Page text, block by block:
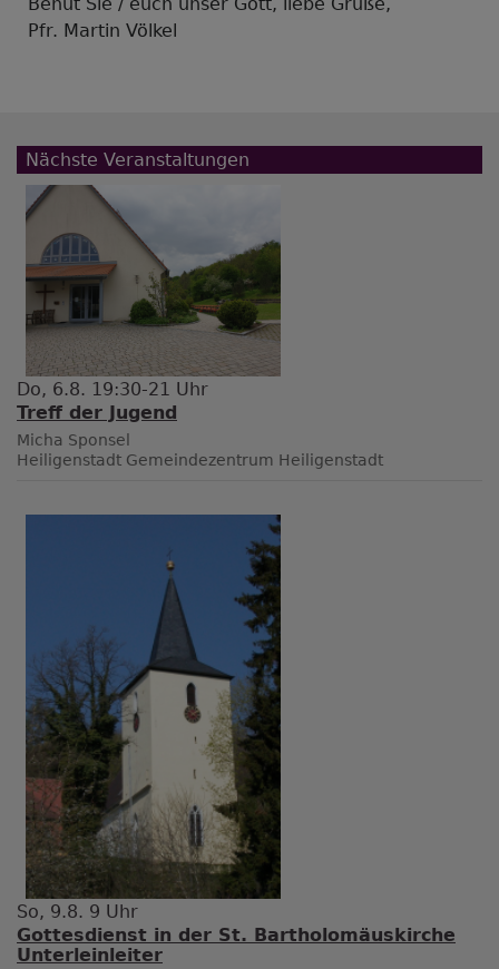
Pfr. Martin Völkel
Nächste Veranstaltungen
Do, 6.8. 19:30-21 Uhr
Treff der Jugend
Micha Sponsel
Heiligenstadt Gemeindezentrum Heiligenstadt
So, 9.8. 9 Uhr
Gottesdienst in der St. Bartholomäuskirche
Unterleinleiter